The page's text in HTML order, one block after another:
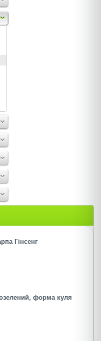
Гінсенг
форма куля